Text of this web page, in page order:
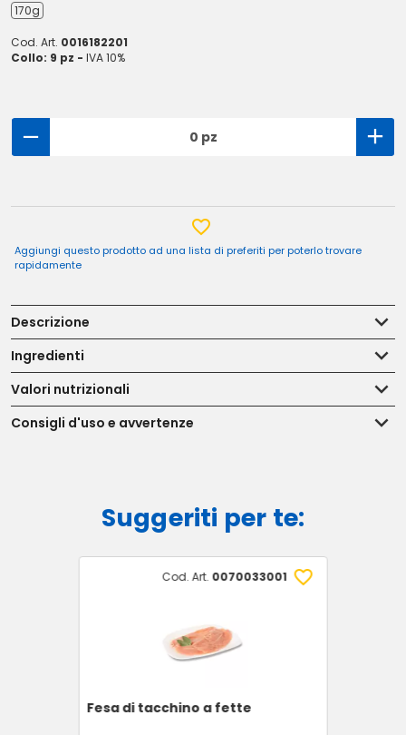
170g
Cod. Art. 0016182201
Collo: 9 pz - IVA 10%
0 pz
Aggiungi questo prodotto ad una lista di preferiti per poterlo trovare
rapidamente
Descrizione
Ingredienti
Valori nutrizionali
Consigli d'uso e avvertenze
Suggeriti per te:
Cod. Art. 0070033001
Fesa di tacchino a fette